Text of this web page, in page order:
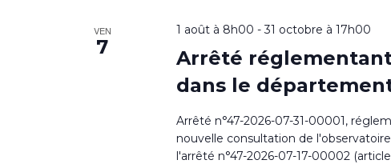
VEN
7
1 août à 8h00 -31 octobre à 17h00
Arrêté
dans le
Arrêté n°47-2026-07-31-00001,
nouvelle consultation de
l'arrêté n°47-2026-07-17-00002